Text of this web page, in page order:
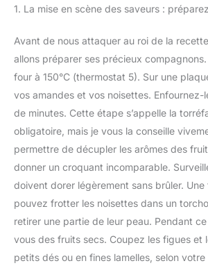
1. La mise en scène des saveurs :
Avant de nous attaquer au roi de la
allons préparer ses précieux
four à 150°C (thermostat 5). Sur une
vos amandes et vos noisettes. Enfournez-
de minutes. Cette étape s’appelle la
obligatoire, mais je vous la conseille
permettre de décupler les arômes des
donner un croquant incomparable.
doivent dorer légèrement sans brûler.
pouvez frotter les noisettes dans un
retirer une partie de leur peau. Pendant
vous des fruits secs. Coupez les figues et
petits dés ou en fines lamelles, selon votre